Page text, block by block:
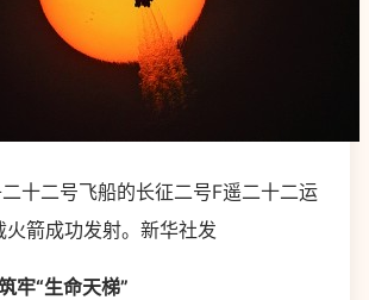
二号飞船的长征二号F遥二十二运
火箭成功发射。新华社发
牢“生命天梯”